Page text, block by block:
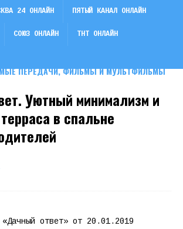
ПЕРЕДАЧИ, ФИЛЬМЫ И МУЛЬТФИЛЬМЫ
24 ОНЛАЙН ПЯТЫЙ КАНАЛ ОНЛАЙН
СОЮЗ ОНЛАЙН ТНТ ОНЛАЙН
Уютный минимализм и
в спальне
«Дачный ответ» от 20.01.2019